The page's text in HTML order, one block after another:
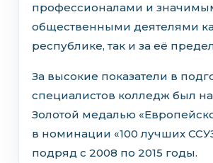
профессионалами и
общественными деятелями
республике, так и за её
За высокие показатели в
специалистов колледж был
Золотой медалью
в номинации «100 лучших
подряд с 2008 по 2015 годы.